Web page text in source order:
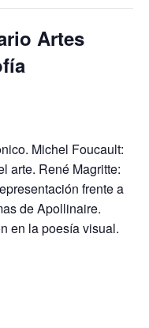
Artes
Michel Foucault:
arte. René Magritte:
frente a
de Apollinaire.
en la poesía visual.